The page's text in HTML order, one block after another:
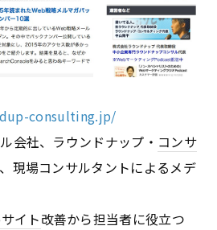
consulting.jp/
会社、ラウンドナップ・ コンサ
現場コンサルタントによるメデ
イト改善から担当者に役立つ